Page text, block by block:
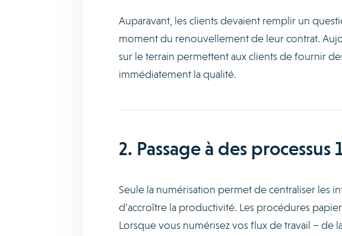
Auparavant, les clients devaient remplir un
moment du renouvellement de leur contrat.
sur le terrain permettent aux clients de fournir
immédiatement la qualité.
2. Passage à des
Seule la numérisation permet de centraliser les
d’accroître la productivité. Les procédures
Lorsque vous numérisez vos flux de travail – de